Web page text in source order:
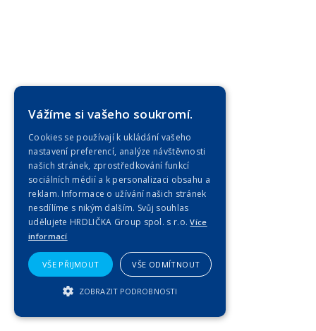
Vážíme si vašeho soukromí.
Cookies se používají k ukládání vašeho
nastavení preferencí, analýze návštěvnosti
našich stránek, zprostředkování funkcí
sociálních médií a k personalizaci obsahu a
reklam. Informace o užívání našich stránek
nesdílíme s nikým dalším. Svůj souhlas
udělujete HRDLIČKA Group spol. s r.o.Více
informací
VŠE PŘIJMOUT VŠE ODMÍTNOUT
ZOBRAZIT PODROBNOSTI
NEZBYTNĚ NUTNÉ SOUBORY